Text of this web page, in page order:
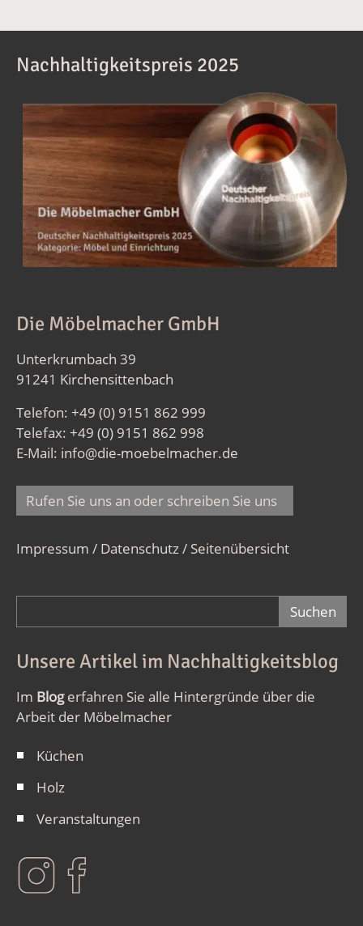
Nachhaltigkeitspreis 2025
Die Möbelmacher GmbH
Unterkrumbach 39
91241 Kirchensittenbach
Telefon: +49 (0) 9151 862 999
Telefax: +49 (0) 9151 862 998
E-Mail: info@die-moebelmacher.de
Rufen Sie uns an oder schreiben Sie uns
Impressum / Datenschutz/ Seitenübersicht
Unsere Artikel im Nachhaltigkeitsblog
Im Blogerfahren Sie alle Hintergründe über die
Arbeit der Möbelmacher
Küchen
Holz
Veranstaltungen